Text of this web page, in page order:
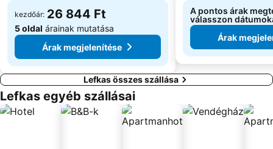
kezdőár: 26 844 Ft
5 oldal árainak mutatása
Árak megjelenítése
A pontos árak
válasszon
Árak
Lefkas összes szállása
Lefkas egyéb szállásai